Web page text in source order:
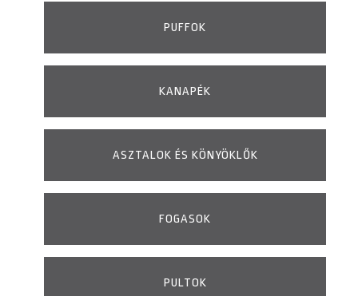
PUFFOK
KANAPÉK
ASZTALOK ÉS KÖNYÖKLŐK
FOGASOK
PULTOK